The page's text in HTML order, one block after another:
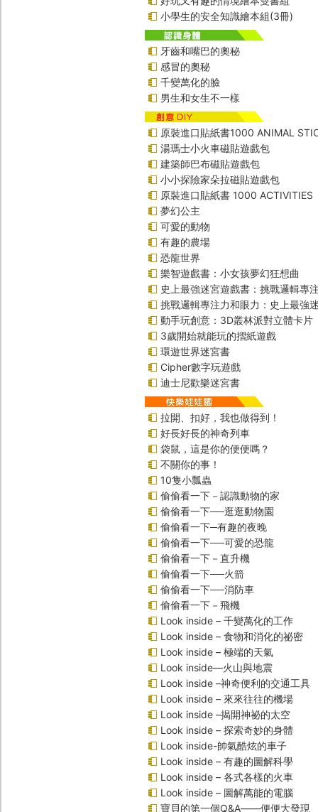
小學生的安全知識繪本組(3冊)
牙齒和嘴巴的奧秘
感冒的奧秘
千變萬化的臉
男生和女生不一樣
原裝進口貼紙書1000 ANIMAL
湯瑪士小火車磁貼遊戲包
建築師巴布磁貼遊戲包
小小探險家朵拉磁貼遊戲包
原裝進口貼紙書 1000 ACTIVITIES
夢幻公主
可愛的動物
有趣的農場
恐龍世界
樂智遊戲書：小女孩夢幻狂想曲
史上最強迷宮遊戲書：挑戰邏輯專
挑戰邏輯專注力和眼力：史上最強
動手玩創意：3D叢林派對立體卡片
3歲開始就能玩的摺紙遊戲
環遊世界迷宮書
Cipher數字玩遊戲
迪士尼歡樂迷宮書
拉開、扣好，我也做得到！
好長好長的神奇列車
袋鼠，這是你的便便嗎？
不關你的事！
10隻小瓢蟲
偷偷看一下－認識動物的家
偷偷看一下──逛逛動物園
偷偷看一下─有趣的夜晚
偷偷看一下──可愛的恐龍
偷偷看一下－直升機
偷偷看一下──火箭
偷偷看一下──消防車
偷偷看一下－飛機
Look inside – 千變萬化的工作
Look inside – 食物和消化的祕密
Look inside – 極端的天氣
Look inside—火山與地震
Look inside –神奇便利的交通工具
Look inside – 來來往往的機場
Look inside –揭開神祕的太空
Look inside – 探索奇妙的身體
Look inside-帥氣酷炫的車子
Look inside – 有趣的圖解科學
Look inside – 各式各樣的火車
Look inside – 圖解萬能的電腦
寶貝的第一個Q&A――便便大發現